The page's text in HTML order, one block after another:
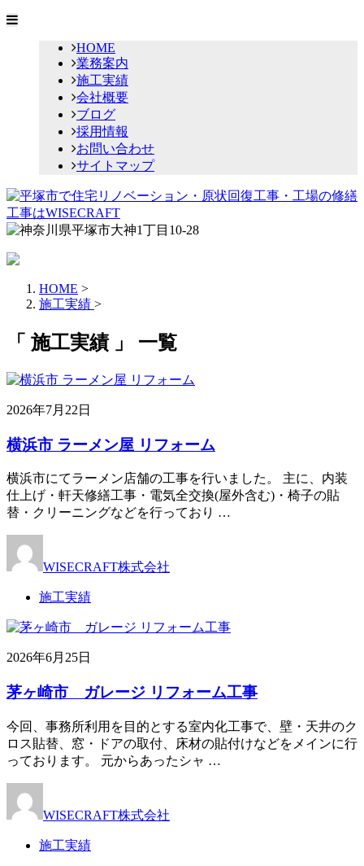
HOME
業務案内
施工実績
会社概要
ブログ
採用情報
お問い合わせ
サイトマップ
HOME >
施工実績 >
「 施工実績 」 一覧
2026年7月22日
横浜市 ラーメン屋 リフォーム
横浜市にてラーメン店舗の工事を行いました。 主に、内装
仕上げ・軒天修繕工事・電気全交換(屋外含む)・椅子の貼
替・クリーニングなどを行っており …
WISECRAFT株式会社
施工実績
2026年6月25日
茅ヶ崎市 ガレージ リフォーム工事
今回、事務所利用を目的とする室内化工事で、壁・天井のク
ロス貼替、窓・ドアの取付、床材の貼付けなどをメインに行
っております。 元からあったシャ …
WISECRAFT株式会社
施工実績